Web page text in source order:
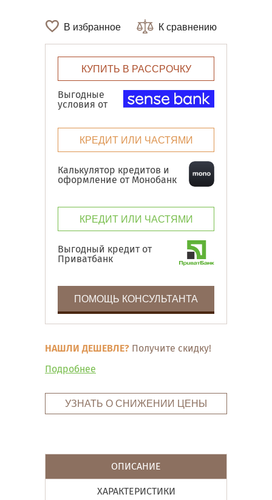
В избранное К сравнению
КУПИТЬ В РАССРОЧКУ
Выгодные
условия от
КРЕДИТ ИЛИ ЧАСТЯМИ
Калькулятор кредитов и
оформление от Монобанк
КРЕДИТ ИЛИ ЧАСТЯМИ
Выгодный кредит от
Приватбанк
ПОМОЩЬ КОНСУЛЬТАНТА
НАШЛИ ДЕШЕВЛЕ? Получите скидку!
Подробнее
УЗНАТЬ О СНИЖЕНИИ ЦЕНЫ
ОПИСАНИЕ
ХАРАКТЕРИСТИКИ